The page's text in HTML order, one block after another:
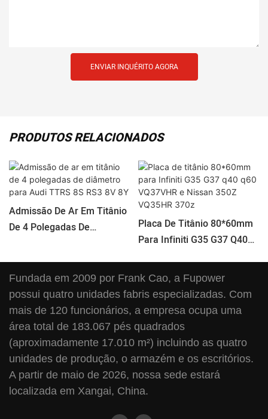
ENVIAR INQUÉRITO AGORA
PRODUTOS RELACIONADOS
Admissão De Ar Em Titânio
De 4 Polegadas De
8S RS3 8V 8Y
Placa De Titânio 80*60mm
Para Infiniti G35 G37 Q40
350Z VQ35HR 370z
Fundada em 2009 por Frank Cao, a Fupower
possui quatro unidades fabris especializadas. Com
mais de 120 funcionários, a empresa ocupa uma
área total de 183.067 pés quadrados
(aproximadamente 17.010 m²) incluindo as quatro
unidades de produção, o armazém e os escritórios.
A partir de maio de 2026, nossa sede estará
localizada em Xangai, China.